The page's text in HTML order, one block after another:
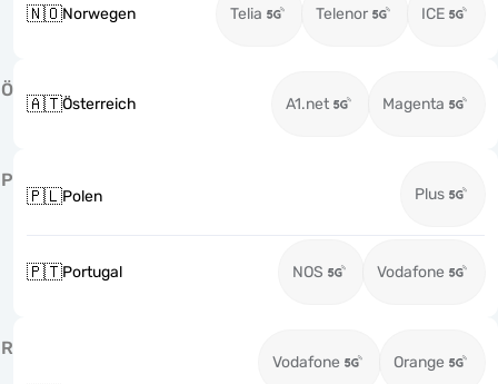
🇳🇴Norwegen Telia Telenor ICE
Ö
🇦🇹Österreich A1.net Magenta
P
🇵🇱Polen Plus
🇵🇹Portugal NOS Vodafone
R
Vodafone Orange